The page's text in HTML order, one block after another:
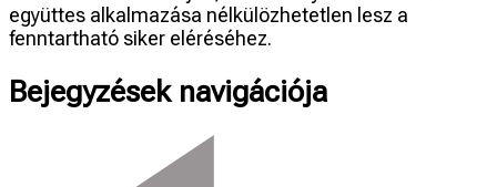
együttes alkalmazása nélkülözhetetlen lesz a
fenntartható siker eléréséhez.
Bejegyzések navigációja